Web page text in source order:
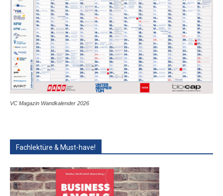
VC Magazin Wandkalender 2026
Fachlektüre & Must-have!